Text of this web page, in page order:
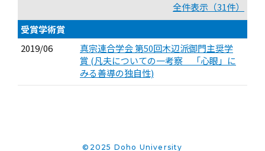
全件表示（31件）
受賞学術賞
2019/06
真宗連合学会 第50回木辺派御門主奨学
賞 (凡夫についての一考察 「心眼」に
みる善導の独自性)
©2025 Doho University